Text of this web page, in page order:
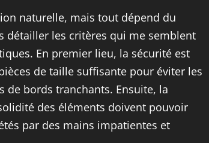
naturelle, mais tout dépend du
détailler les critères qui me semblent
En premier lieu, la sécurité est
de taille suffisante pour éviter les
de bords tranchants. Ensuite, la
des éléments doivent pouvoir
par des mains impatientes et